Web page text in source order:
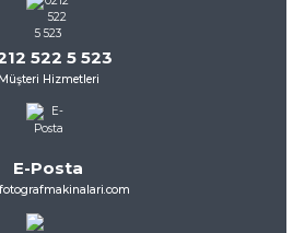
ederiz.
veya görüntülenemiyor.
bilgiler bulunuyor.
daha pahalı.
522 5 523
Müşteri Hizmetleri
E-Posta